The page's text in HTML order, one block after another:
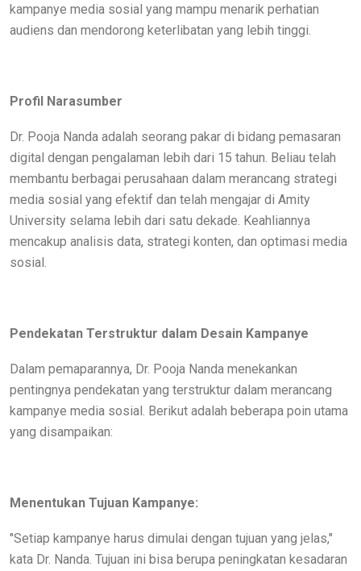
kampanye media sosial yang mampu menarik perhatian
audiens dan mendorong keterlibatan yang lebih tinggi.
Profil Narasumber
Dr. Pooja Nanda adalah seorang pakar di bidang pemasaran
digital dengan pengalaman lebih dari 15 tahun. Beliau telah
membantu berbagai perusahaan dalam merancang strategi
media sosial yang efektif dan telah mengajar di Amity
University selama lebih dari satu dekade. Keahliannya
mencakup analisis data, strategi konten, dan optimasi media
sosial.
Pendekatan Terstruktur dalam Desain Kampanye
Dalam pemaparannya, Dr. Pooja Nanda menekankan
pentingnya pendekatan yang terstruktur dalam merancang
kampanye media sosial. Berikut adalah beberapa poin utama
yang disampaikan:
Menentukan Tujuan Kampanye:
"Setiap kampanye harus dimulai dengan tujuan yang jelas,"
kata Dr. Nanda. Tujuan ini bisa berupa peningkatan kesadaran